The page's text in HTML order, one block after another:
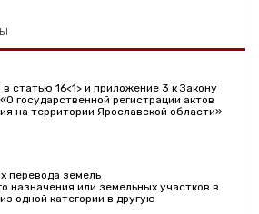
статью 16<1> и приложение 3 к Закону
государственной регистрации актов
на территории Ярославской области»
перевода земель
назначения или земельных участков в
одной категории в другую